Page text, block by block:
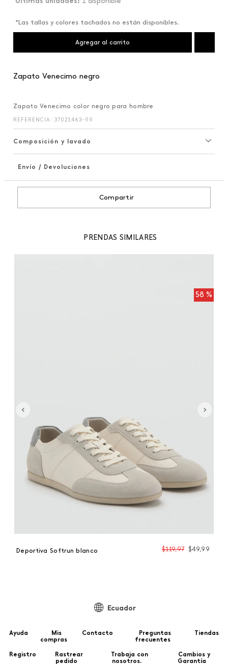
*Las tallas y colores tachados no están disponibles.
Agregar al carrito
Zapato Venecimo negro
Zapato Venecimo color negro para hombre
REFERENCIA : 37021463-99
Composición y lavado
Envío / Devoluciones
Compartir
PRENDAS SIMILARES
58 %
Deportiva Softrun blanco $119,97 $49,99
Ecuador
Ayuda
Mis
compras
Contacto
Preguntas
frecuentes
Tiendas
Registro
Rastrear
pedido
Trabaja con
nosotros.
Cambios y
Garantía